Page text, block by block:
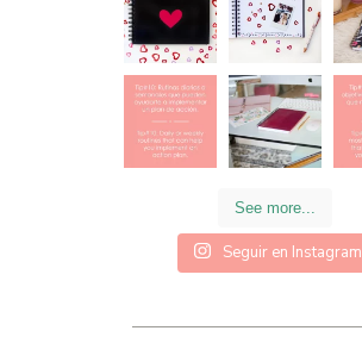
See more...
Seguir en Instagram